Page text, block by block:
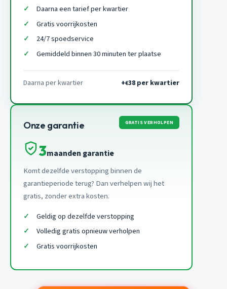
Daarna een tarief per kwartier
Gratis voorrijkosten
24/7 spoedservice
Gemiddeld binnen 30 minuten ter plaatse
Daarna per kwartier +€38 per kwartier
Onze garantie GRATIS VERHOLPEN
3maanden garantie
Komt dezelfde verstopping binnen de
garantieperiode terug? Dan verhelpen wij het
gratis, zonder extra kosten.
Geldig op dezelfde verstopping
Volledig gratis opnieuw verholpen
Gratis voorrijkosten